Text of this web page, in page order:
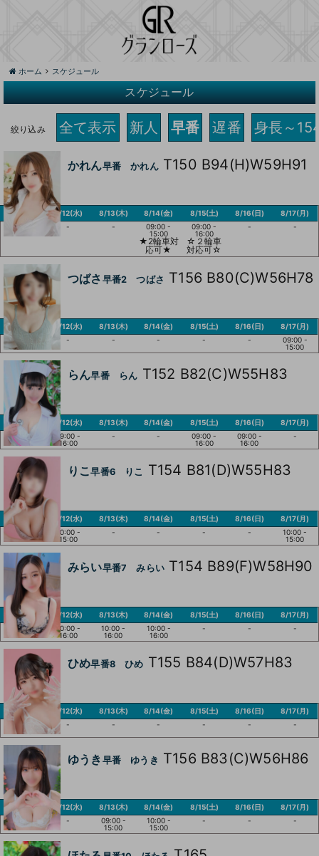
ホーム スケジュール
スケジュール
絞り込み 全て表示 新人 早番 遅番 身長～
かれん早番 かれんT150 B94(H)W59H91
8/11(火)
-
8/12(水)
-
8/13(木)
-
8/14(金)
09:00 -
15:00
★2輪車対
応可★
8/15(土)
09:00 -
16:00
☆２輪車
対応可☆
8/16(日)
-
8/17(月)
-
つばさ 早番2 つばさ T156 B80(C)W56H78
8/11(火)
8/12(水)
-
8/13(木)
-
8/14(金)
-
8/15(土)
-
8/16(日)
-
8/17(月)
09:00 -
15:00
らん早番 らん T152 B82(C)W55H83
8/11(火)
09:00 -
16:00
8/12(水)
09:00 -
16:00
8/13(木)
-
8/14(金)
-
8/15(土)
09:00 -
16:00
8/16(日)
09:00 -
16:00
8/17(月)
-
りこ早番6 りこ T154 B81(D)W55H83
8/11(火)
-
8/12(水)
10:00 -
15:00
8/13(木)
-
8/14(金)
-
8/15(土)
-
8/16(日)
-
8/17(月)
10:00 -
15:00
みらい早番7 みらい T154 B89(F)W58H90
8/11(火)
-
8/12(水)
10:00 -
16:00
8/13(木)
10:00 -
16:00
8/14(金)
10:00 -
16:00
8/15(土)
-
8/16(日)
-
8/17(月)
-
ひめ早番8 ひめ T155 B84(D)W57H83
8/11(火)
09:00 -
14:00
8/12(水)
-
8/13(木)
-
8/14(金)
-
8/15(土)
-
8/16(日)
-
8/17(月)
-
ゆうき 早番 ゆうき T156 B83(C)W56H86
8/11(火)
-
8/12(水)
-
8/13(木)
09:00 -
15:00
8/14(金)
10:00 -
15:00
8/15(土)
-
8/16(日)
-
8/17(月)
-